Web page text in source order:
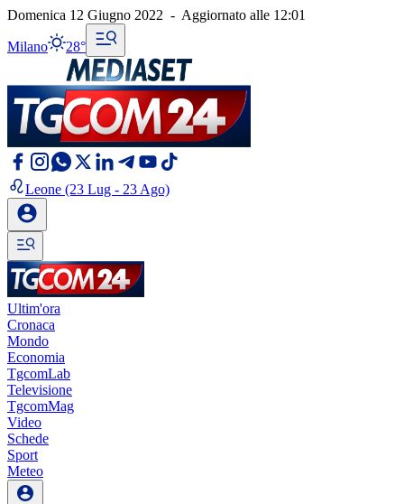
Domenica 12 Giugno 2022 - Aggiornato alle 12:01
Milano 28°
Leone (23 Lug - 23 Ago)
Ultim'ora
Cronaca
Mondo
Economia
TgcomLab
Televisione
TgcomMag
Video
Schede
Sport
Meteo